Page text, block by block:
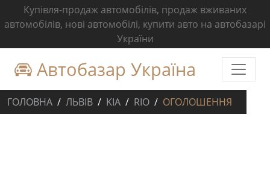
Купівля-продаж автомобілів, продаж вживаних
автомобілів, нові автомобілі, купити авто на автобазарі
України
Автобазар Україна
ГОЛОВНА ЛЬВІВ KIA RIO ОГОЛОШЕННЯ